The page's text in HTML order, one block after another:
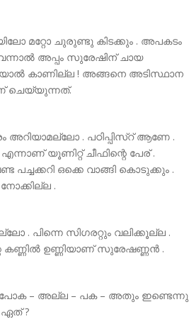
മറ്റോ ചുരുണ്ടു കിടക്കും . അപകടം
അപ്പം സുരേഷിന് ചായ
കാണില്ല ! അങ്ങനെ അടിസ്ഥാന
ചെയ്യുന്നത്.
അറിയാമല്ലോ . പഠിപ്പിസ്റ് ആണേ .
യൂണിറ്റ് ചീഫിന്റെ പേര് .
പച്ചക്കറി ഒക്കെ വാങ്ങി കൊടുക്കും .
നോക്കില്ല .
. പിന്നെ സിഗരറ്റും വലിക്കൂല്ല .
കണ്ണിൽ ഉണ്ണിയാണ് സുരേഷണ്ണൻ .
പോക – അല്ല – പക – അതും ഇണ്ടെന്നു
ഏത് ?